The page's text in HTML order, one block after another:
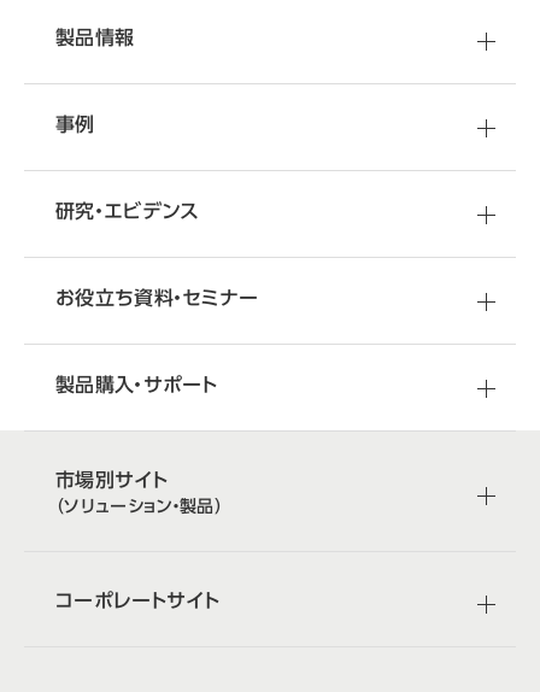
製品情報
事例
研究・エビデンス
お役立ち資料・セミナー
製品購入・サポート
市場別サイト
（ソリューション・製品）
コーポレートサイト